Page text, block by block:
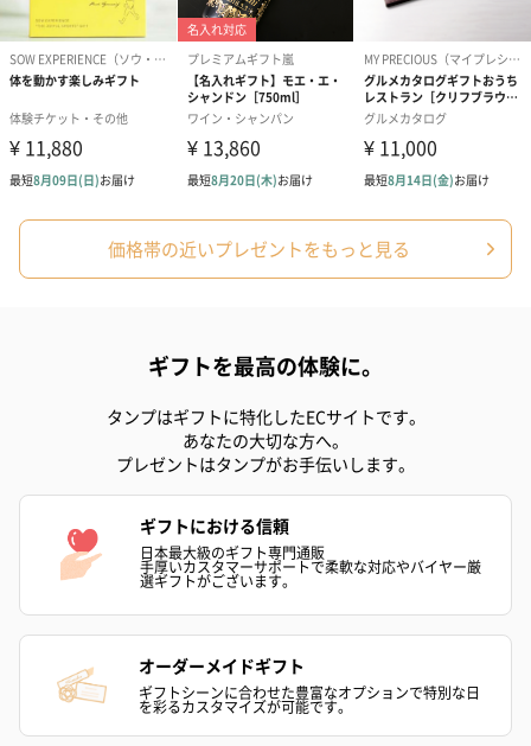
価格帯の近いプレゼントをもっと見る
ギフトを最高の体験に。
タンプはギフトに特化したECサイトです。
あなたの大切な方へ。
プレゼントはタンプがお手伝いします。
ギフトにおける信頼
日本最大級のギフト専門通販
手厚いカスタマーサポートで柔軟な対応やバイヤー厳
選ギフトがございます。
オーダーメイドギフト
ギフトシーンに合わせた豊富なオプションで特別な日
を彩るカスタマイズが可能です。